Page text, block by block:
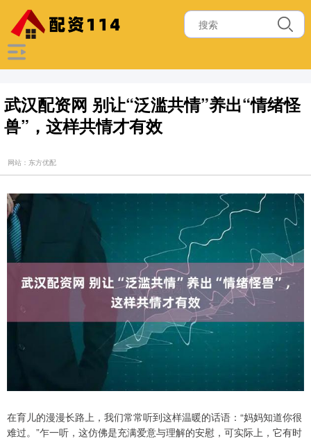
武汉配资网 别让“泛滥共情”养出“情绪怪
兽”，这样共情才有效
网站：东方优配
在育儿的漫漫长路上，我们常常听到这样温暖的话语：“妈妈知道你很
难过。”乍一听，这仿佛是充满爱意与理解的安慰，可实际上，它有时